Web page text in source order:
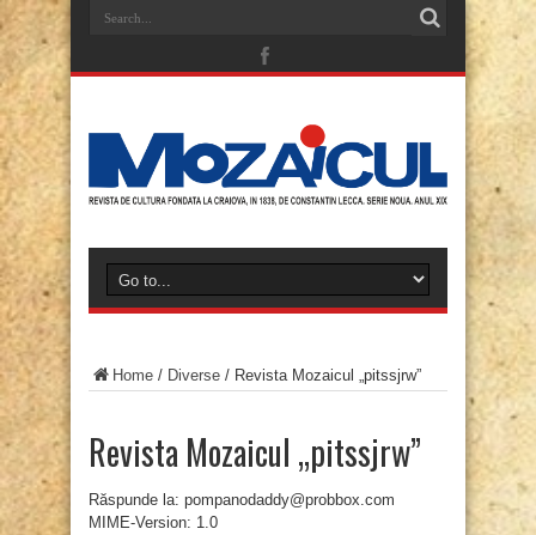
Home / Diverse / Revista Mozaicul „pitssjrw”
Revista Mozaicul „pitssjrw”
Răspunde la: pompanodaddy@probbox.com
MIME-Version: 1.0